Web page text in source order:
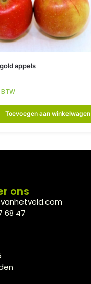
appels
Toevoegen aan winkelwagen
ons
68 47